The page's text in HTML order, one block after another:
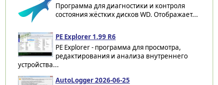
Программа для диагностики и контроля
состояния жёстких дисков WD. Отображает...
PE Explorer 1.99 R6
PE Explorer - программа для просмотра,
редактирования и анализа внутреннего
устройства...
AutoLogger 2026-06-25